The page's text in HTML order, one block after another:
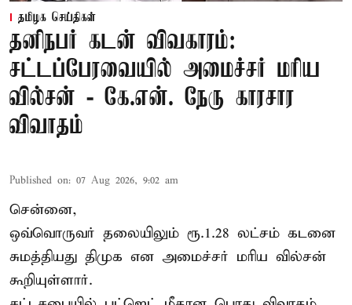
தமிழக செய்திகள்
தனிநபர் கடன் விவகாரம்:
சட்டப்பேரவையில் அமைச்சர் மரிய
வில்சன் - கே.என். நேரு காரசார
விவாதம்
Published on: 07 Aug 2026, 9:02 am
சென்னை,
ஒவ்வொருவர் தலையிலும் ரூ.1.28 லட்சம் கடனை
சுமத்தியது திமுக என அமைச்சர் மரிய வில்சன்
கூறியுள்ளார்.